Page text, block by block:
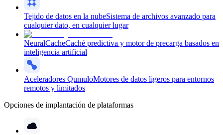
Tejido de datos en la nubeSistema de archivos avanzado para
cualquier dato, en cualquier lugar
NeuralCacheCaché predictiva y motor de precarga basados en
inteligencia artificial
Aceleradores QumuloMotores de datos ligeros para entornos
remotos y limitados
Opciones de implantación de plataformas